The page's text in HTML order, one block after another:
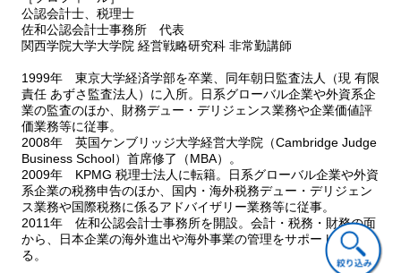
ケース41 海外子会社における不正事例を知っておく
ケース42 不正リスクの高い海外子会社を見極める
ケース43 不正のパターンを整理する
ケース45 資産の流用の見え方を整理する
ケース46 特に発見しづらい不正に警戒する
ケース47 公務員等に対する贈賄リスクに警戒する
ケース48 海外子会社の不正防止のための取組みを評価する
ケース49 期間比較や財務分析で不正リスクを概観する
ケース50 特定の不正リスクを詳細にチェックする
Ⅵ 勘定科目ごとのチェック・ポイント
1 現金及び預金
2 売上・売上債権（売掛金）
公認会計士、税理士
佐和公認会計士事務所 代表
関西学院大学大学院 経営戦略研究科 非常勤講師
1999年 東京大学経済学部を卒業、同年朝日監査法人（現 有限
責任 あずさ監査法人）に入所。日系グローバル企業や外資系企
業の監査のほか、財務デュー・デリジェンス業務や企業価値評
価業務等に従事。
2008年 英国ケンブリッジ大学経営大学院（Cambridge Judge
Business School）首席修了（MBA）。
2009年 KPMG 税理士法人に転籍。日系グローバル企業や外資
系企業の税務申告のほか、国内・海外税務デュー・デリジェン
ス業務や国際税務に係るアドバイザリー業務等に従事。
2011年 佐和公認会計士事務所を開設。会計・税務・財務の面
から、日本企業の海外進出や海外事業の管理をサポートしてい
る。